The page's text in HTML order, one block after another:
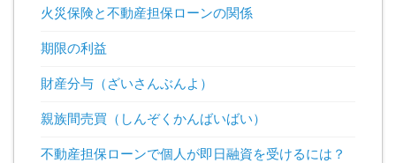
火災保険と不動産担保ローンの関係
期限の利益
財産分与（ざいさんぶんよ）
親族間売買（しんぞくかんばいばい）
不動産担保ローンで個人が即日融資を受けるには？